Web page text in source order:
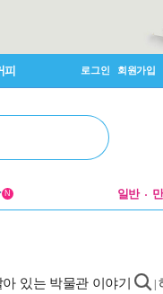
피 로그인 회원가입
N 일반
있는 박물관 이야기